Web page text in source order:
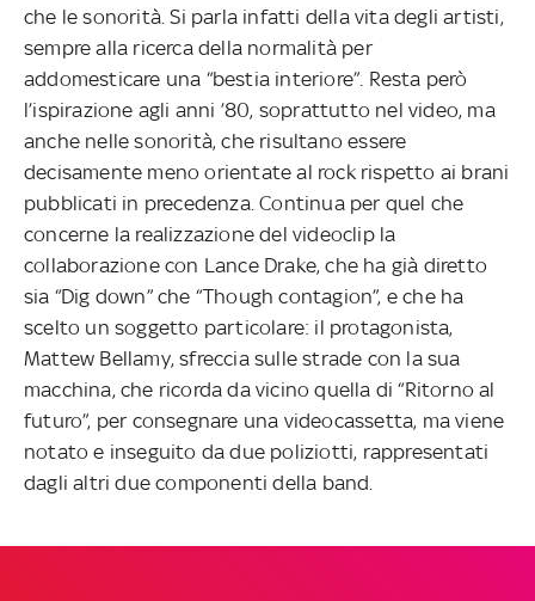
che le sonorità. Si parla infatti della vita degli artisti,
sempre alla ricerca della normalità per
addomesticare una “bestia interiore”. Resta però
l’ispirazione agli anni ’80, soprattutto nel video, ma
anche nelle sonorità, che risultano essere
decisamente meno orientate al rock rispetto ai brani
pubblicati in precedenza. Continua per quel che
concerne la realizzazione del videoclip la
collaborazione con Lance Drake, che ha già diretto
sia “Dig down” che “Though contagion”, e che ha
scelto un soggetto particolare: il protagonista,
Mattew Bellamy, sfreccia sulle strade con la sua
macchina, che ricorda da vicino quella di “Ritorno al
futuro”, per consegnare una videocassetta, ma viene
notato e inseguito da due poliziotti, rappresentati
dagli altri due componenti della band.